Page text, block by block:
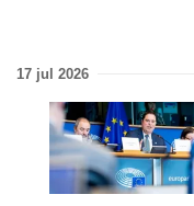
17 jul 2026